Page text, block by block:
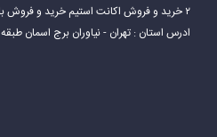
۲ خرید و فروش اکانت استیم خرید و فروش بازی سی اس گو تخصص ماست.
ادرس استان : تهران - نیاوران برج اسمان طبقه 11 پلاک 1104